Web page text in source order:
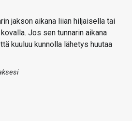
jakson aikana liian hiljaisella tai
Jos sen tunnarin aikana
kuuluu kunnolla lähetys huutaa